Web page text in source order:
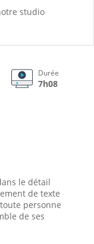
studio
Durée
7h08
le détail
de texte
personne
de ses